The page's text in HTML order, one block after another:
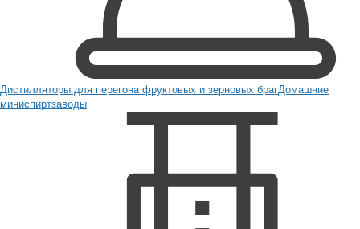
Дистилляторы для перегона фруктовых и зерновых брагДомашние
миниспиртзаводы